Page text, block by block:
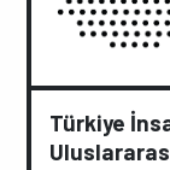
Türkiye